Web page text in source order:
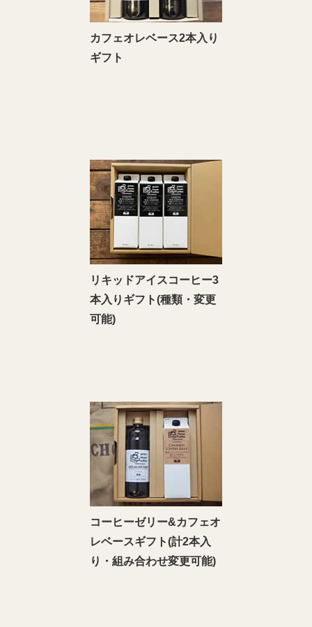
カフェオレベース2本入り
ギフト
リキッドアイスコーヒー3
本入りギフト(種類・変更
可能)
コーヒーゼリー&カフェオ
レベースギフト(計2本入
り・組み合わせ変更可能)